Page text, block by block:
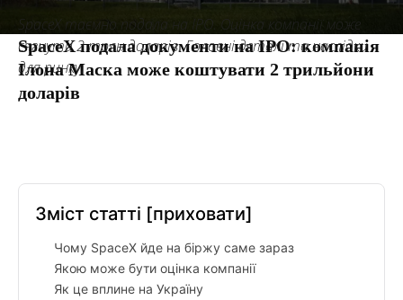
SpaceX подала документи на IPO: компанія
Ілона Маска може коштувати 2 трильйони
доларів
SpaceX таємно подала на IPO. Оцінка компанії може
сягнути 2 трлн доларів. Головні деталі та наслідки
для ринку.
Зміст статті [приховати]
Чому SpaceX йде на біржу саме зараз
Якою може бути оцінка компанії
Як це вплине на Україну